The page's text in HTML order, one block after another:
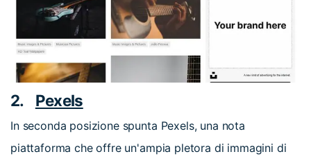
2. Pexels
In seconda posizione spunta Pexels, una nota
piattaforma che offre un'ampia pletora di immagini di